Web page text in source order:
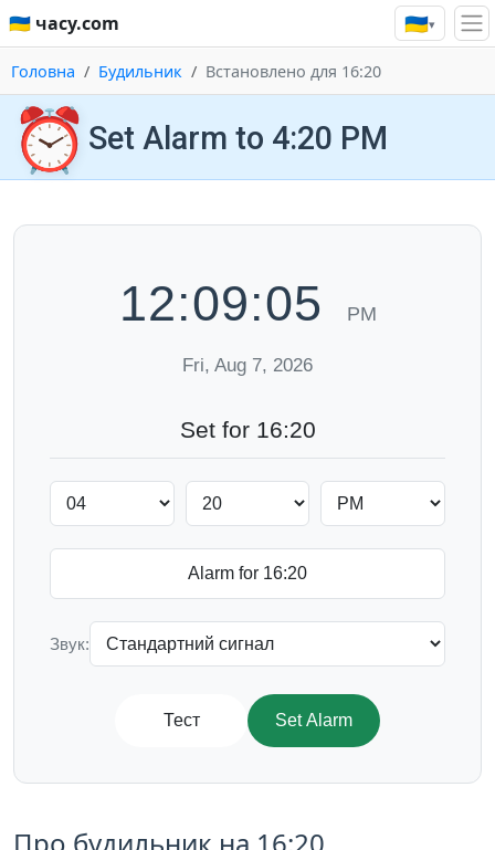
🇺🇦 часу.com 🇺🇦▾
Головна Будильник Встановлено для 16:20
⏰ Set Alarm to 4:20 PM
12:09:06 PM
Fri, Aug 7, 2026
Set for 16:20
Звук:
Тест Set Alarm